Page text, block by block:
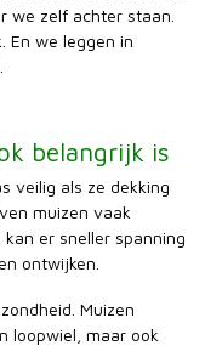
we zelf achter staan.
En we leggen in
belangrijk is
veilig als ze dekking
muizen vaak
kan er sneller spanning
ontwijken.
Muizen
loopwiel, maar ook